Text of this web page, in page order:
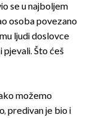
se u najboljem
osoba povezano
ljudi doslovce
pjevali. Što ćeš
možemo
predivan je bio i